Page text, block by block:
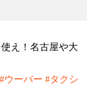
え！名古屋や大
#ウーバー #タクシ